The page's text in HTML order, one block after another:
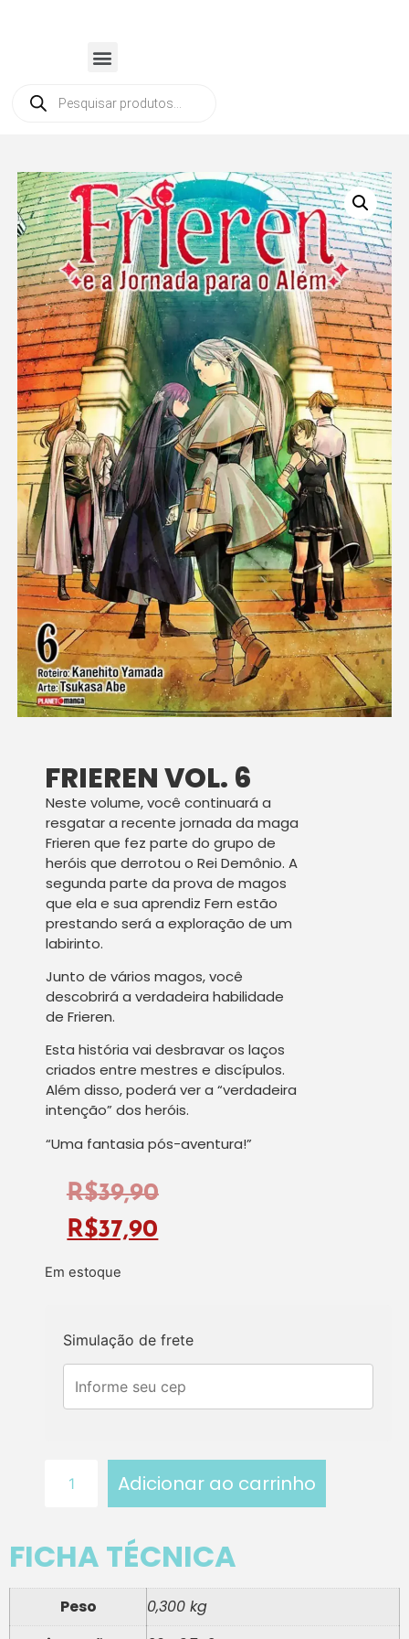
FRIEREN VOL. 6
Neste volume, você continuará a
resgatar a recente jornada da maga
Frieren que fez parte do grupo de
heróis que derrotou o Rei Demônio. A
segunda parte da prova de magos
que ela e sua aprendiz Fern estão
prestando será a exploração de um
labirinto.
Junto de vários magos, você
descobrirá a verdadeira habilidade
de Frieren.
Esta história vai desbravar os laços
criados entre mestres e discípulos.
Além disso, poderá ver a “verdadeira
intenção” dos heróis.
“Uma fantasia pós-aventura!”
R$39,90
R$37,90
Em estoque
Simulação de frete
Adicionar ao carrinho
FICHA TÉCNICA
Peso
0,300 kg